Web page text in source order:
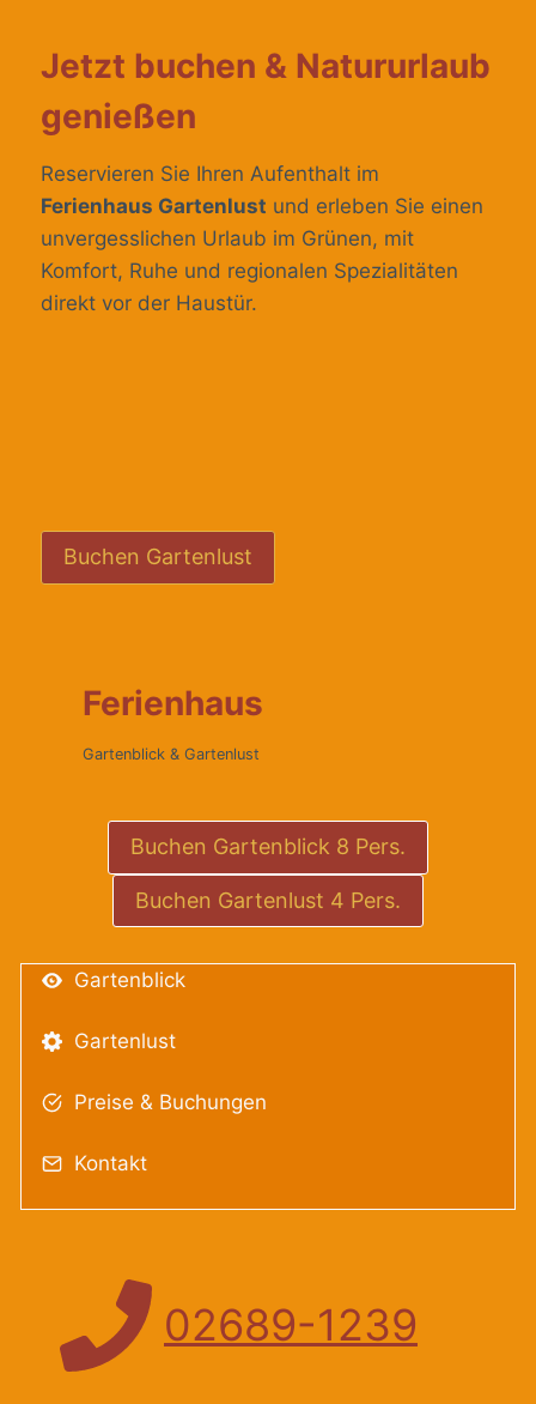
Jetzt buchen & Natururlaub
genießen
Reservieren Sie Ihren Aufenthalt im
Ferienhaus Gartenlust und erleben Sie einen
unvergesslichen Urlaub im Grünen, mit
Komfort, Ruhe und regionalen Spezialitäten
direkt vor der Haustür.
Buchen Gartenlust
Ferienhaus
Gartenblick & Gartenlust
Buchen Gartenblick 8 Pers.
Buchen Gartenlust 4 Pers.
Gartenblick
Gartenlust
Preise & Buchungen
Kontakt
02689-1239